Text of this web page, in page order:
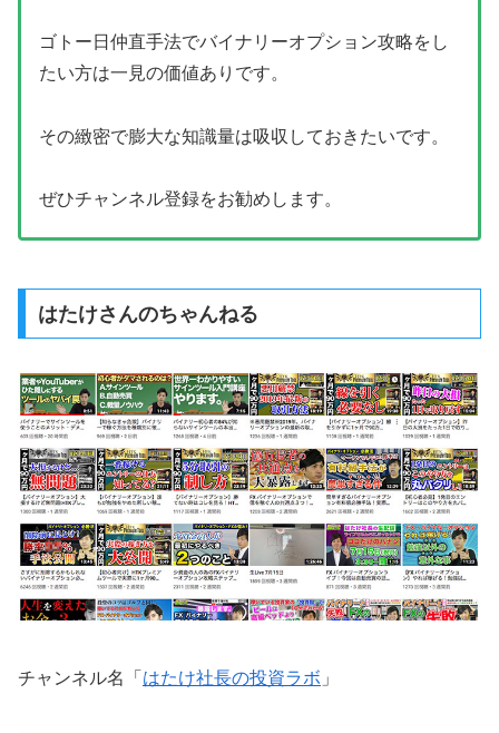
ゴトー日仲直手法でバイナリーオプション攻略をし
たい方は一見の価値ありです。
その緻密で膨大な知識量は吸収しておきたいです。
ぜひチャンネル登録をお勧めします。
はたけさんのちゃんねる
チャンネル名「 はたけ社長の投資ラボ 」